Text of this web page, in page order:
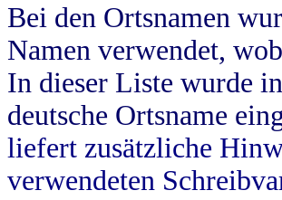
Bei den Ortsnamen
Namen verwendet,
In dieser Liste wurde
deutsche Ortsname
liefert zusätzliche
verwendeten